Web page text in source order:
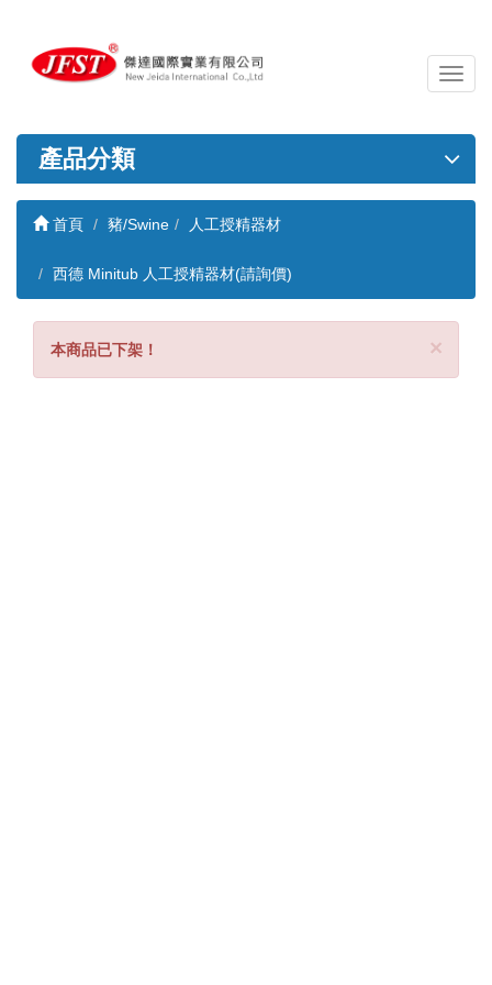
導
覽
關
產品分類
首頁 豬/Swine 人工授精器材
西德 Minitub 人工授精器材(請詢價)
×
本商品已下架！